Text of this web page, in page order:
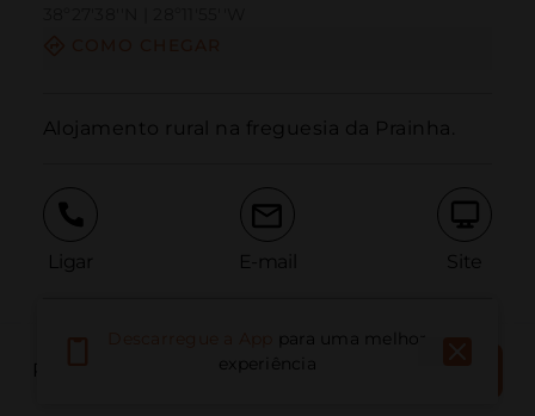
Alojamento rural na freguesia da Prainha.
Ligar E-mail Site
Relatar problema
RESERVAR LOCAL
para uma melhor
experiência